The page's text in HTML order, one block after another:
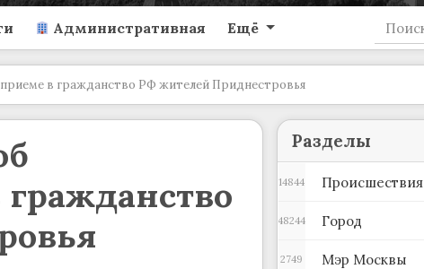
Административная Ещё
в гражданство РФ жителей Приднестровья
Разделы
Происшествия
14844
Город
48244
Мэр Москвы
2749